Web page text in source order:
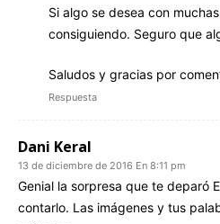
Si algo se desea con
consiguiendo. Seguro que
Saludos y gracias por
Respuesta
Dani Keral
13 de diciembre de 2016 En 8:11 pm
Genial la sorpresa que te deparó
contarlo. Las imágenes y tus